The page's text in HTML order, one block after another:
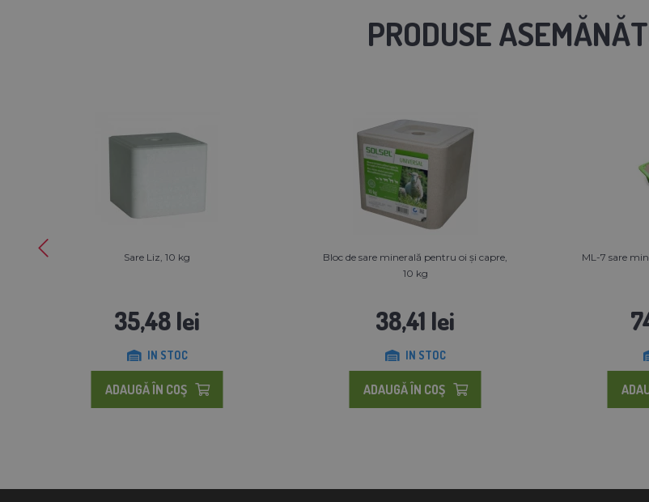
PRODUSE
Sare Liz, 10 kg
35,48 lei
IN STOC
ADAUGĂ ÎN COŞ
Bloc de sare minerală pentru oi și capre,
10 kg
38,41 lei
IN STOC
ADAUGĂ ÎN COŞ
ML-7 sare